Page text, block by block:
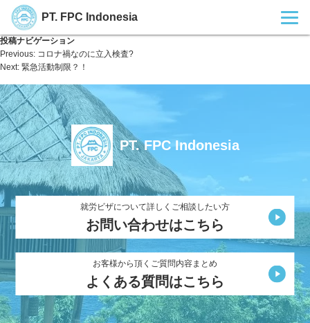
PT. FPC Indonesia
投稿ナビゲーション
Previous: コロナ禍なのに立入検査?
Next: 緊急活動制限？！
PT. FPC Indonesia
就労ビザについて詳しくご相談したい方
お問い合わせはこちら
お客様から頂くご質問内容まとめ
よくある質問はこちら